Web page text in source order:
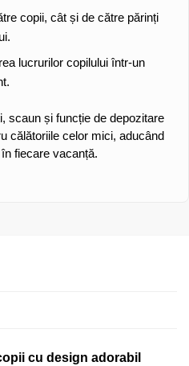
copii, cât și de către părinți
lucrurilor copilului într-un
scaun și funcție de depozitare
călătoriile celor mici, aducând
fiecare vacanță.
cu design adorabil